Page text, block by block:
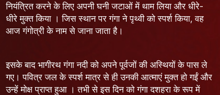
नियंत्रित करने के लिए अपनी घनी जटाओं में थाम लिया और धीरे-
धीरे मुक्त किया । जिस स्थान पर गंगा ने पृथ्वी को स्पर्श किया, वह
आज गंगोत्री के नाम से जाना जाता है।
इसके बाद भागीरथ गंगा नदी को अपने पूर्वजों की अस्थियों के पास ले
गए। पवित्र जल के स्पर्श मात्र से ही उनकी आत्माएं मुक्त हो गईं और
उन्हें मोक्ष प्राप्त हुआ । तभी से इस दिन को गंगा दशहरा के रूप में